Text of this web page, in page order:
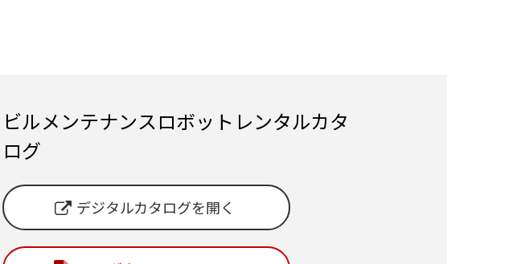
ビルメンテナンスロボットレンタルカタ
ログ
デジタルカタログを開く